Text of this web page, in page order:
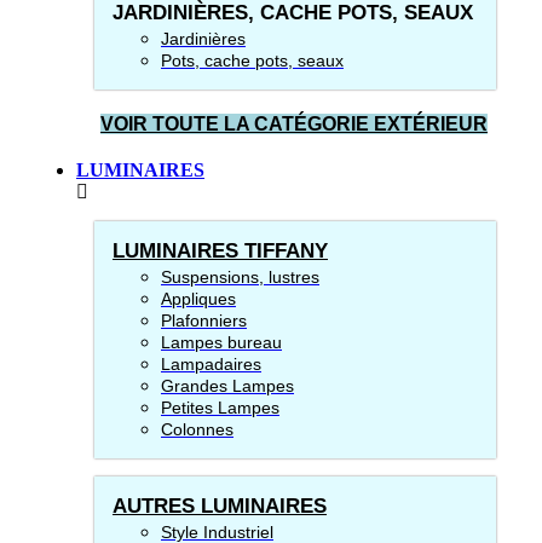
JARDINIÈRES, CACHE POTS, SEAUX
Jardinières
Pots, cache pots, seaux
VOIR TOUTE LA CATÉGORIE EXTÉRIEUR
LUMINAIRES
LUMINAIRES TIFFANY
Suspensions, lustres
Appliques
Plafonniers
Lampes bureau
Lampadaires
Grandes Lampes
Petites Lampes
Colonnes
AUTRES LUMINAIRES
Style Industriel